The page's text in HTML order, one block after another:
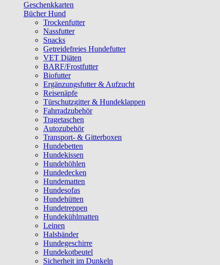
Geschenkkarten
Bücher Hund
Trockenfutter
Nassfutter
Snacks
Getreidefreies Hundefutter
VET Diäten
BARF/Frostfutter
Biofutter
Ergänzungsfutter & Aufzucht
Reisenäpfe
Türschutzgitter & Hundeklappen
Fahrradzubehör
Tragetaschen
Autozubehör
Transport- & Gitterboxen
Hundebetten
Hundekissen
Hundehöhlen
Hundedecken
Hundematten
Hundesofas
Hundehütten
Hundetreppen
Hundekühlmatten
Leinen
Halsbänder
Hundegeschirre
Hundekotbeutel
Sicherheit im Dunkeln